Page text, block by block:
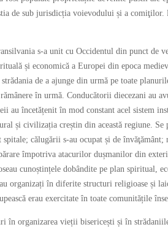
de sub jurisdicția voievodului și a comiţilor.
s-a unit cu Occidentul din punct de
și economică a Europei din epoca
de a ajunge din urmă pe toate
în urmă. Conducătorii diecezani au
au încetățenit în mod constant acel sistem
și civilizația creștin din această regiune. Se
călugării s-au ocupat și de învăţământ;
împotriva atacurilor dușmanilor din
cunoștințele dobândite pe plan spiritual,
organizați în diferite structuri religioase și
erau exercitate în toate comunitățile
în organizarea vieții bisericești și în